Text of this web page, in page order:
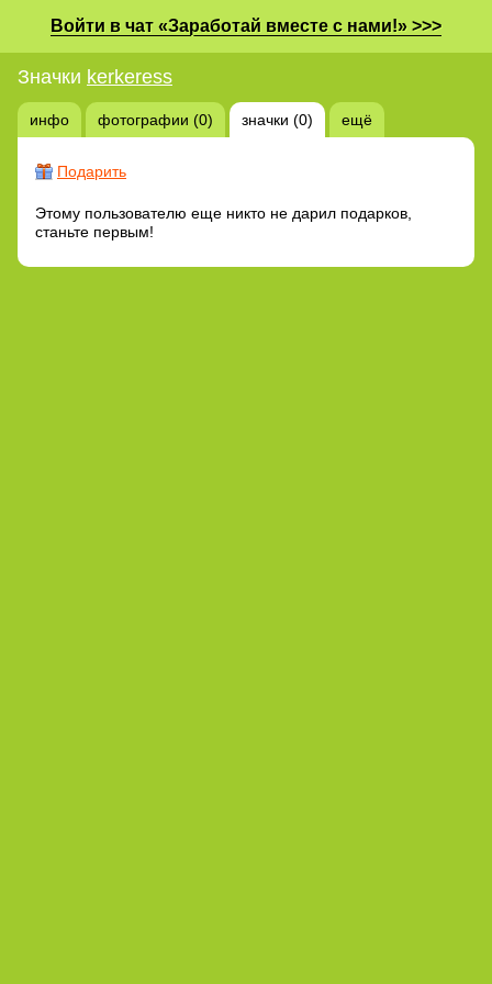
Войти в чат «Заработай вместе с нами!» >>>
Значки kerkeress
инфо фотографии (0) значки (0) ещё
Подарить
Этому пользователю еще никто не дарил подарков,
станьте первым!